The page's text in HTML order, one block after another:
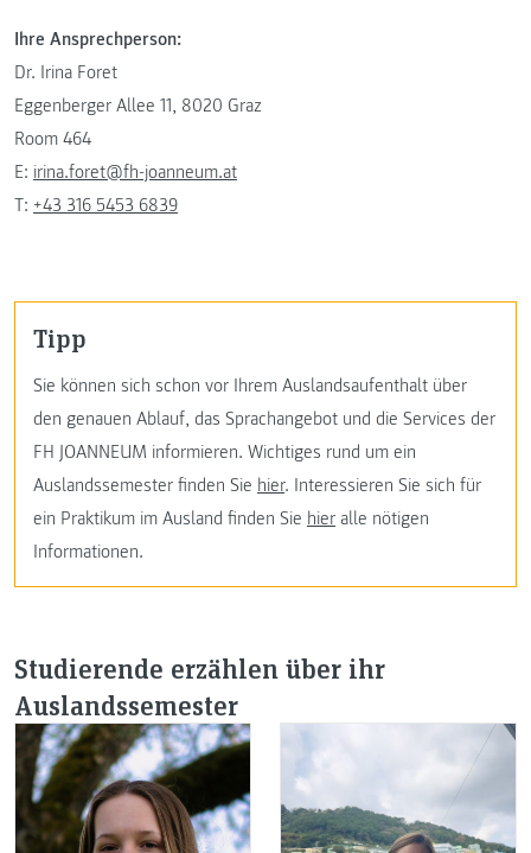
Ihre Ansprechperson:
Dr. Irina Foret
Eggenberger Allee 11, 8020 Graz
Room 464
E: irina.foret@fh-joanneum.at
T: +43 316 5453 6839
Tipp
Sie können sich schon vor Ihrem Auslandsaufenthalt über
den genauen Ablauf, das Sprachangebot und die Services der
FH JOANNEUM informieren. Wichtiges rund um ein
Auslandssemester finden Sie hier. Interessieren Sie sich für
ein Praktikum im Ausland finden Sie hier alle nötigen
Informationen.
Studierende erzählen über ihr
Auslandssemester